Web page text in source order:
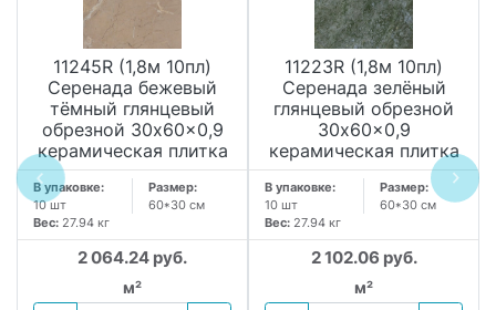
11245R (1,8м 10пл)
Серенада бежевый
тёмный глянцевый
обрезной 30x60x0,9
керамическая плитка
В упаковке:
10 шт
Размер:
60*30 см
Вес: 27.94 кг
2 064.24 руб.
м²
11223R (1,8м 10пл)
Серенада зелёный
глянцевый обрезной
30x60x0,9
керамическая плитка
В упаковке:
10 шт
Размер:
60*30 см
Вес: 27.94 кг
2 102.06 руб.
м²